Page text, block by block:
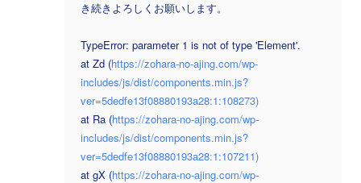
き続きよろしくお願いします。
TypeError: parameter 1 is not of type 'Element'.
at Zd (https://zohara-no-ajing.com/wp-
includes/js/dist/components.min.js?
ver=5dedfe13f08880193a28:1:108273)
at Ra (https://zohara-no-ajing.com/wp-
includes/js/dist/components.min.js?
ver=5dedfe13f08880193a28:1:107211)
at gX (https://zohara-no-ajing.com/wp-